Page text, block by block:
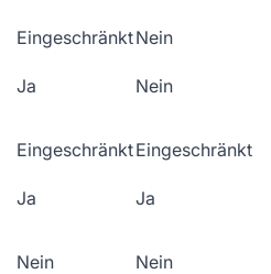
EingeschränktNein
Ja Nein
EingeschränktEingeschränkt
Ja Ja
Nein Nein